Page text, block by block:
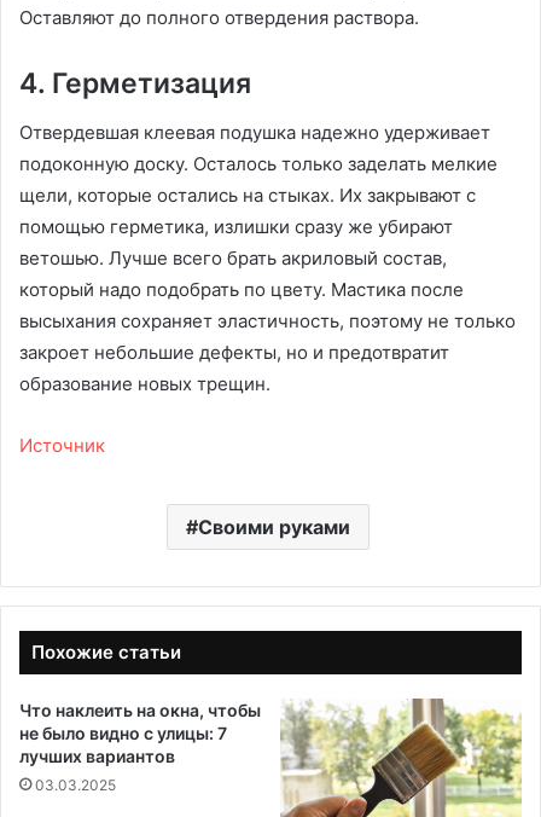
Оставляют до полного отвердения раствора.
4. Герметизация
Отвердевшая клеевая подушка надежно удерживает
подоконную доску. Осталось только заделать мелкие
щели, которые остались на стыках. Их закрывают с
помощью герметика, излишки сразу же убирают
ветошью. Лучше всего брать акриловый состав,
который надо подобрать по цвету. Мастика после
высыхания сохраняет эластичность, поэтому не только
закроет небольшие дефекты, но и предотвратит
образование новых трещин.
Источник
Своими руками
Похожие статьи
Что наклеить на окна, чтобы
не было видно с улицы: 7
лучших вариантов
03.03.2025